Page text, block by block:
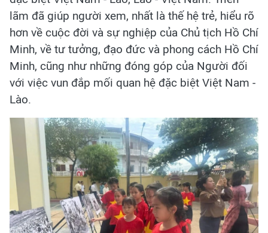
lãm đã giúp người xem, nhất là thế hệ trẻ, hiểu rõ
hơn về cuộc đời và sự nghiệp của Chủ tịch Hồ Chí
Minh, về tư tưởng, đạo đức và phong cách Hồ Chí
Minh, cũng như những đóng góp của Người đối
với việc vun đắp mối quan hệ đặc biệt Việt Nam -
Lào.